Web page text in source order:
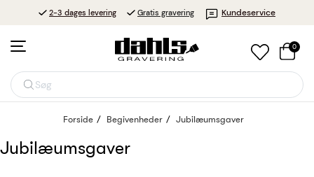
2-3 dages levering Gratis gravering Kundeservice
Søg
0
Forside Begivenheder Jubilæumsgaver
Jubilæumsgaver